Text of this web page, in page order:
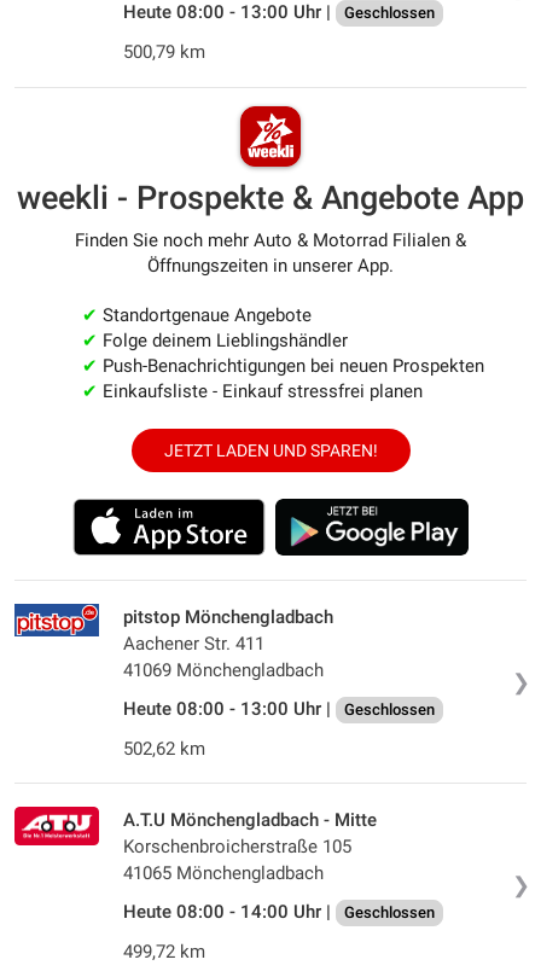
Heute 08:00 - 13:00 Uhr |
Geschlossen
500,79 km
weekli - Prospekte & Angebote App
Finden Sie noch mehr Auto & Motorrad Filialen &
Öffnungszeiten in unserer App.
✔ Standortgenaue Angebote
✔ Folge deinem Lieblingshändler
✔ Push-Benachrichtigungen bei neuen Prospekten
✔ Einkaufsliste - Einkauf stressfrei planen
JETZT LADEN UND SPAREN!
❯
pitstop Mönchengladbach
Aachener Str. 411
41069 Mönchengladbach
Heute 08:00 - 13:00 Uhr |
Geschlossen
502,62 km
❯
A.T.U Mönchengladbach - Mitte
Korschenbroicherstraße 105
41065 Mönchengladbach
Heute 08:00 - 14:00 Uhr |
Geschlossen
499,72 km